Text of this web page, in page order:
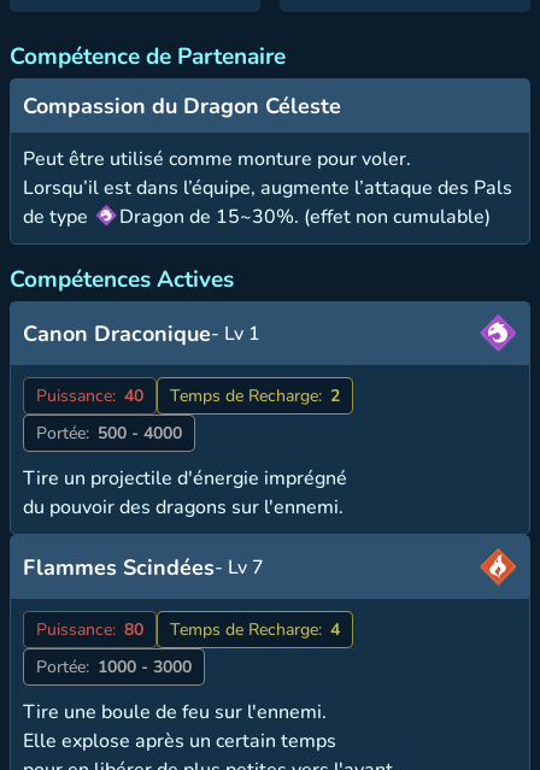
Compétence de Partenaire
Compassion du Dragon Céleste
Peut être utilisé comme monture pour voler.
Lorsqu’il est dans l’équipe, augmente l’attaque des Pals
de type
Dragon de 15~30%. (effet non cumulable)
Compétences Actives
Canon Draconique- Lv 1
Puissance: 40 Temps de Recharge: 2
Portée: 500 - 4000
Tire un projectile d'énergie imprégné
du pouvoir des dragons sur l'ennemi.
Flammes Scindées- Lv 7
Puissance: 80 Temps de Recharge: 4
Portée: 1000 - 3000
Tire une boule de feu sur l'ennemi.
Elle explose après un certain temps